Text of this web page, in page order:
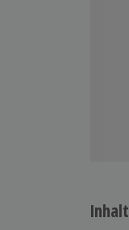
Inhalt